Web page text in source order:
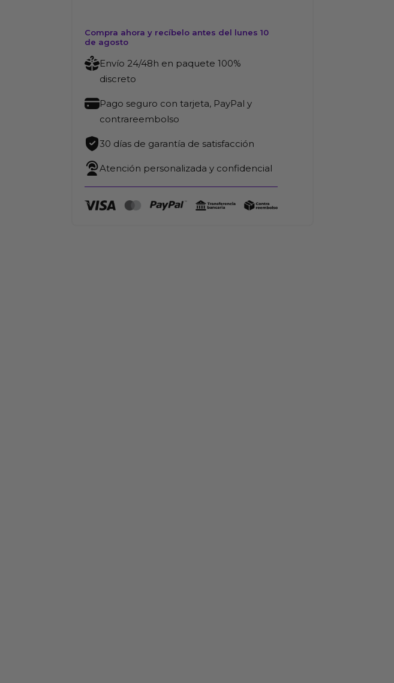
Compra ahora y recíbelo antes del lunes 10
de agosto
Envío 24/48h en paquete 100%
discreto
Pago seguro con tarjeta, PayPal y
contrareembolso
30 días de garantía de satisfacción
Atención personalizada y confidencial